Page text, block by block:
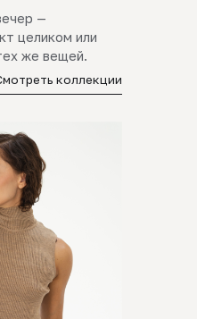
—
целиком или
же вещей.
коллекции